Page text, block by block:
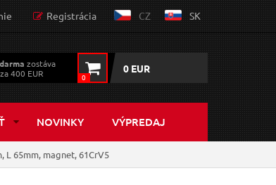
Registrácia CZ SK
zostáva
400 EUR
0
0 EUR
NOVINKY VÝPREDAJ
L 65mm, magnet, 61CrV5